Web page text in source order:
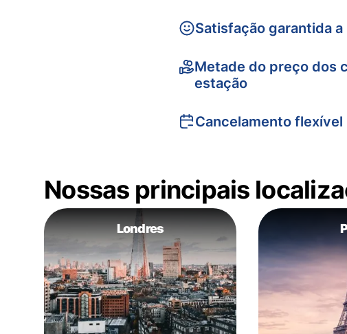
Satisfação garantida a
Metade do preço dos
estação
Cancelamento flexível
Nossas principais
Londres